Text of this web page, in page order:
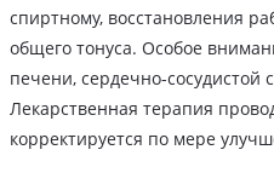
спиртному, восстановления
общего тонуса. Особое
печени, сердечно-
Лекарственная терапия
корректируется по мере